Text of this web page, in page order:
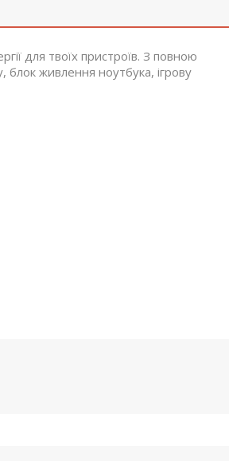
для твоїх пристроїв. З повною
блок живлення ноутбука, ігрову